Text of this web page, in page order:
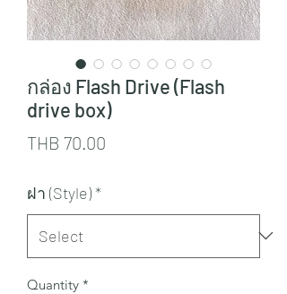
กล่อง Flash Drive (Flash
drive box)
THB 70.00
ฝา (Style)*
Quantity *